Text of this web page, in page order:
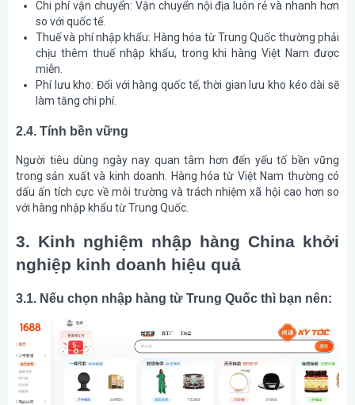
Chi phí vận chuyển: Vận chuyển nội địa luôn rẻ và nhanh hơn
so với quốc tế.
Thuế và phí nhập khẩu: Hàng hóa từ Trung Quốc thường phải
chịu thêm thuế nhập khẩu, trong khi hàng Việt Nam được
miễn.
Phí lưu kho: Đối với hàng quốc tế, thời gian lưu kho kéo dài sẽ
làm tăng chi phí.
2.4. Tính bền vững
Người tiêu dùng ngày nay quan tâm hơn đến yếu tố bền vững
trong sản xuất và kinh doanh. Hàng hóa từ Việt Nam thường có
dấu ấn tích cực về môi trường và trách nhiệm xã hội cao hơn so
với hàng nhập khẩu từ Trung Quốc.
3. Kinh nghiệm nhập hàng China khởi
nghiệp kinh doanh hiệu quả
3.1. Nếu chọn nhập hàng từ Trung Quốc thì bạn nên: